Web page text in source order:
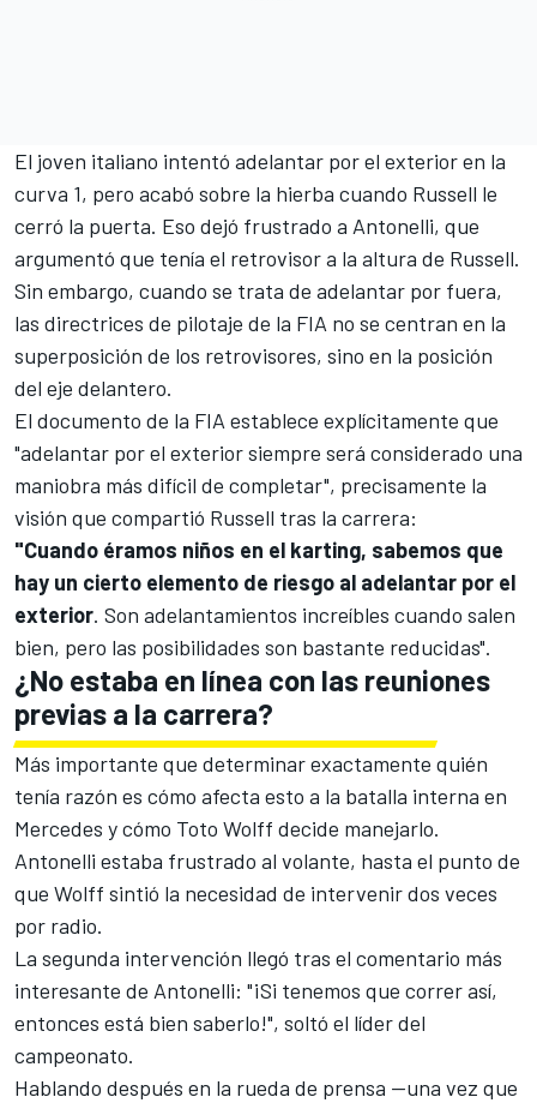
El joven italiano intentó adelantar por el exterior en la
curva 1, pero acabó sobre la hierba cuando Russell le
cerró la puerta. Eso dejó frustrado a Antonelli, que
argumentó que tenía el retrovisor a la altura de Russell.
Sin embargo, cuando se trata de adelantar por fuera,
las directrices de pilotaje de la FIA no se centran en la
superposición de los retrovisores, sino en la posición
del eje delantero.
El documento de la FIA establece explícitamente que
"adelantar por el exterior siempre será considerado una
maniobra más difícil de completar", precisamente la
visión que compartió Russell tras la carrera:
"Cuando éramos niños en el karting, sabemos que
hay un cierto elemento de riesgo al adelantar por el
exterior. Son adelantamientos increíbles cuando salen
bien, pero las posibilidades son bastante reducidas".
¿No estaba en línea con las reuniones
previas a la carrera?
Más importante que determinar exactamente quién
tenía razón es cómo afecta esto a la batalla interna en
Mercedes y cómo Toto Wolff decide manejarlo.
Antonelli estaba frustrado al volante, hasta el punto de
que Wolff sintió la necesidad de intervenir dos veces
por radio.
La segunda intervención llegó tras el comentario más
interesante de Antonelli: "¡Si tenemos que correr así,
entonces está bien saberlo!", soltó el líder del
campeonato.
Hablando después en la rueda de prensa —una vez que